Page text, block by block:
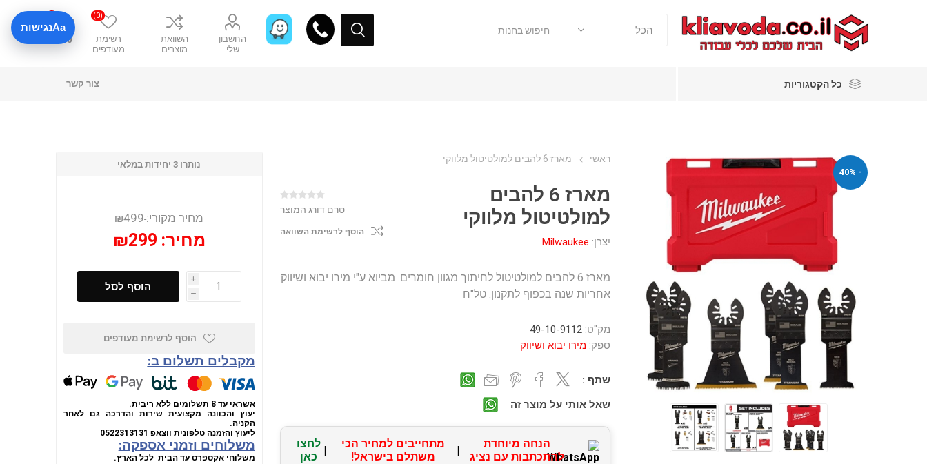
החשבון
שלי
השוואת
מוצרים
רשימת
מעודפים
(0)
₪0
כל הקטגוריות צור קשר
- 40%
ראשי מארז 6 להבים למולטיטול מלווקי
מארז 6 להבים
למולטיטול מלווקי
יצרן: Milwaukee
טרם דורג המוצר
הוסף לרשימת השוואה
מארז 6 להבים למולטיטול לחיתוך מגוון חומרים. מביוא ע"י מירו יבוא ושיווק
אחריות שנה בכפוף לתקנון. טל"ח
מק"ט: 49-10-9112
ספק: מירו יבוא ושיווק
שתף :
שאל אותי על מוצר זה
הנחה מיוחדת
להתכתבות עם נציג
|
מתחייבים למחיר הכי
משתלם בישראל!
| לחצו
כאן
נותרו 3 יחידות במלאי
מחיר מקורי:₪499
מחיר: ₪299
i
h
הוסף לסל
הוסף לרשימת מעודפים
מקבלים תשלום ב:
אשראי עד 8 תשלומים ללא ריבית.
יעוץ והכוונה מקצועית שירות והדרכה גם לאחר
הקניה.
ליעוץ והזמנה טלפונית ווצאפ 0522313131
משלוחים וזמני אספקה:
משלוחי אקספרס עד הבית לכל הארץ.
Aaנגישות